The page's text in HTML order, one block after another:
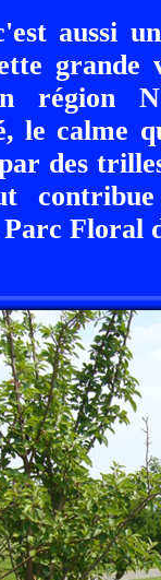
aussi
grande
région
le calme
des
Floral